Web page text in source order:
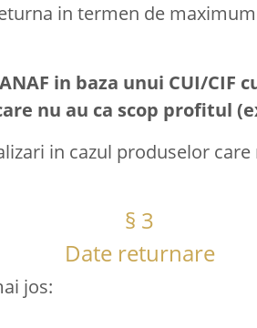
in termen de
in baza unui CUI/CIF
nu au ca scop profitul
in cazul produselor
§ 3
Date returnare
jos: